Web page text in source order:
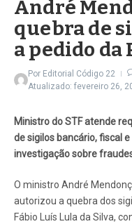
André
quebra de
a pedido da
Por Editorial Código 22
Atualizado: fevereiro 26,
Ministro do STF atende
de sigilos bancário, fiscal
investigação sobre
O ministro André
autorizou a quebra dos
Fábio Luís Lula da Silva,